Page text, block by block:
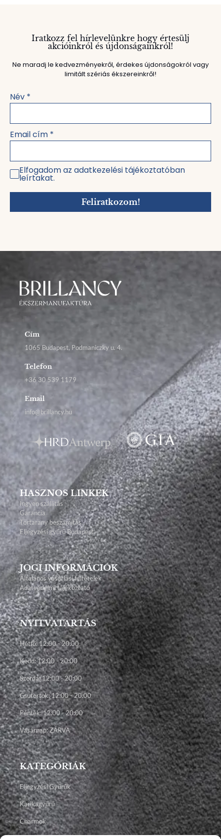
Iratkozz fel hírlevelünkre hogy értesülj
akcióinkról és újdonságainkról!
Ne maradj le kedvezményekről, érdekes újdonságokról vagy
limitált szériás ékszereinkről!
Név *
Email cím *
Elfogadom az adatkezelési tájékoztatóban
leírtakat.
Feliratkozom!
Cím
1065 Budapest, Podmaniczky u. 4.
Telefon
+36 30 539 1179
Email
info@brillancy.hu
HASZNOS LINKEK
Ingyen szállítás
Garancia
Törtarany beszámítás
Eljegyzési gyűrű Budapest
JOGI INFORMÁCIÓK
Általános vásárlási feltételek
Adatvédelmi tájékoztató
NYITVATARTÁS
Hétfő: 12:00 - 20:00
Kedd: 12:00 - 20:00
Szerda: 12:00 - 20:00
Csütörtök: 12:00 - 20:00
Péntek: 12:00 - 20:00
Vasárnap: ZÁRVA
KATEGÓRIÁK
Eljegyzési Gyűrűk
Karikagyűrű
Charmok